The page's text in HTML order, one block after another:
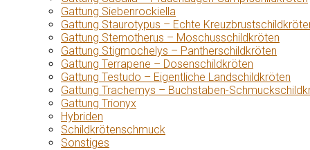
Gattung Siebenrockiella
Gattung Staurotypus – Echte
Gattung Sternotherus – Moschusschildkröten
Gattung Stigmochelys – Pantherschildkröten
Gattung Terrapene – Dosenschildkröten
Gattung Testudo – Eigentliche Landschildkröten
Gattung Trachemys – Buchstaben-
Gattung Trionyx
Hybriden
Schildkrötenschmuck
Sonstiges